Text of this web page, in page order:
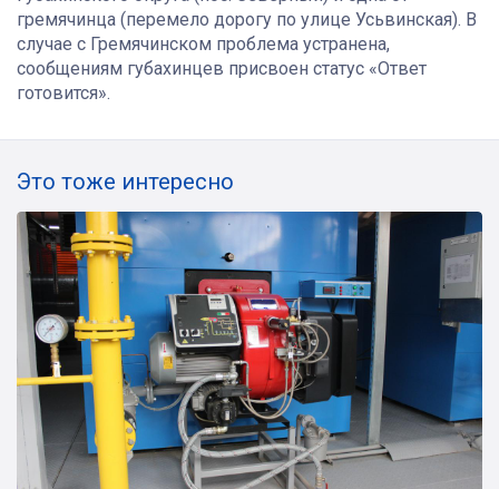
гремячинца (перемело дорогу по улице Усьвинская). В
случае с Гремячинском проблема устранена,
сообщениям губахинцев присвоен статус «Ответ
готовится».
Это тоже интересно